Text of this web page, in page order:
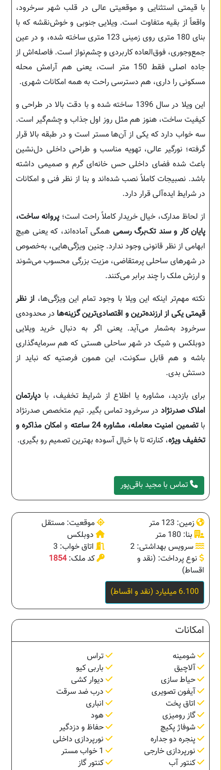
با قیمتی استثنایی و موقعیتی عالی در قلب شهر سرخرود،
واقعاً از بقیه متفاوت است. ویلایی جنوبی و خوش‌نقشه که با
بنای 180 متری روی زمینی 123 متری ساخته شده، و در عین
جمع‌وجوری، فوق‌العاده کاربردی و چشم‌نواز است. فاصله‌اش از
جاده اصلی فقط 150 متر است، یعنی هم آرامش محله
مسکونی را داری، هم دسترسی راحت به همه امکانات شهری.
این ویلا در سال 1396 ساخته شده و با دقت بالا در طراحی و
کیفیت ساخت، هنوز هم مثل روز اول جذاب و چشم‌گیر است.
سه خواب دارد که یکی از آن‌ها مستر است و در طبقه بالا قرار
گرفته؛ نورگیر عالی، تهویه مناسب و طراحی داخلی دل‌نشین
باعث شده فضای داخلی حس خانه‌ای گرم و صمیمی داشته
باشد. نصبیجات کاملاً نصب شده‌اند و بنا از نظر فنی و امکانات
در شرایط ایده‌آلی قرار دارد.
از لحاظ مدارک، خیال خریدار کاملاً راحت است؛پروانه ساخت،
پایان کار و سند تک‌برگ رسمی همگی آماده‌اند، که یعنی هیچ
ابهامی از نظر قانونی وجود ندارد. چنین ویژگی‌هایی، به‌خصوص
در شهرهای ساحلی پرمتقاضی، مزیت بزرگی محسوب می‌شوند
و ارزش ملک را چند برابر می‌کنند.
نکته مهم‌تر اینکه این ویلا با وجود تمام این ویژگی‌ها، از نظر
قیمتی یکی از ارزنده‌ترین و اقتصادی‌ترین گزینه‌ها در محدوده‌ی
سرخرود به‌شمار می‌آید. یعنی اگر به دنبال خرید ویلایی
دوبلکس و شیک در شهر ساحلی هستی که هم سرمایه‌گذاری
باشه و هم قابل سکونت، این همون فرصتیه که نباید از
دستش بدی.
برای بازدید، مشاوره یا اطلاع از شرایط تخفیف، با دپارتمان
املاک صدرنژاددر سرخرود تماس بگیر. تیم متخصص صدرنژاد
باتضمین امنیت معامله، مشاوره 24 ساعته وامکان مذاکره و
تخفیف ویژه، کنارته تا با خیال آسوده بهترین تصمیم رو بگیری.
تماس با مجید باقی‌پور
زمین: 123 متر
موقعیت: مستقل
بنا: 180 متر
دوبلکس
سرویس بهداشتی: 2
اتاق خواب: 3
نوع پرداخت: (نقد و
اقساط)
کد ملک:1854
6.100 میلیارد (نقد و اقساط)
امکانات
شومینه
تراس
آلاچیق
باربی کیو
حیاط سازی
دیوار کشی
آیفون تصویری
درب ضد سرقت
اتاق پخت
انباری
گاز رومیزی
هود
شوفاژ پکیچ
حفاظ و دزدگیر
پنجره دو جداره
نورپردازی داخلی
نورپردازی خارجی
کنتور آب
کنتور گاز